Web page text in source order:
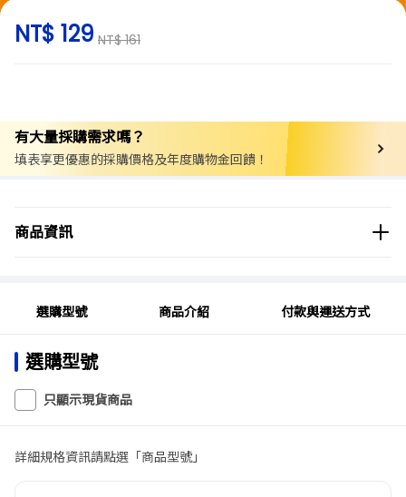
NT$ 129 NT$ 161
有大量採購需求嗎？
填表享更優惠的採購價格及年度購物金回饋！
商品資訊
商品分類
選購型號 商品介紹 付款與運送方式
選購型號
只顯示現貨商品
詳細規格資訊請點選「商品型號」